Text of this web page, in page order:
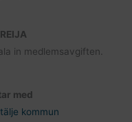
in medlemsavgiften.
med
kommun